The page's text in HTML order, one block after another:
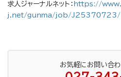
求人ジャーナルネット： https://
j.net/gunma/job/J25370723/
お気軽にお問い合わ